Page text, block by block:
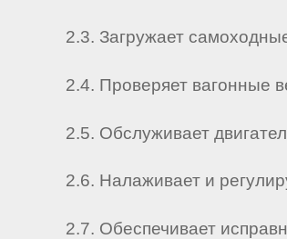
2.3. Загружает
2.4. Проверяет вагонные
2.5. Обслуживает
2.6. Налаживает и
2.7. Обеспечивает